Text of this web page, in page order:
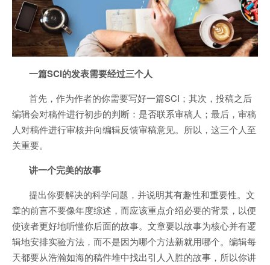
一篇SCI的发表需要经过三个人
首先，作为作者的你需要写好一篇SCI；其次，投稿之后
编辑会对稿件进行初步的判断：是否联系审稿人；最后，审稿
人对稿件进行审核并向编辑反馈审稿意见。所以，这三个人至
关重要。
讲一个完美的故事
提出你要解决的科学问题，并说明其有趣性和重要性。文
章的前言不要像年度综述，而应该重点介绍必要的背景，以便
使读者更好地听懂你后面的故事。文章要以故事为核心并有逻
辑地安排实验方法，而不是因为哪个方法新就用哪个。编辑每
天都要从浩瀚如海的稿件堆中找出引人入胜的故事，所以你讲